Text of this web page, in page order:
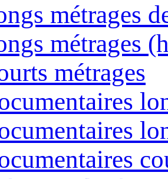
métrages
métrages
métrages